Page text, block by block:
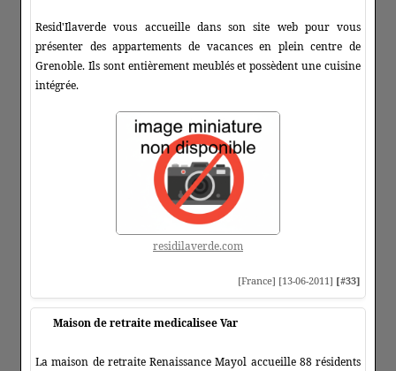
Resid'Ilaverde vous accueille dans son site web pour vous
présenter des appartements de vacances en plein centre de
Grenoble. Ils sont entièrement meublés et possèdent une cuisine
intégrée.
residilaverde.com
[France] [13-06-2011] [#33]
Maison de retraite medicalisee Var
La maison de retraite Renaissance Mayol accueille 88 résidents